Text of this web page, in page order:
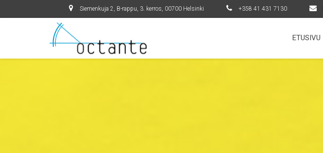
Siemenkuja 2, B-rappu, 3. kerros, 00700 Helsinki +358 41 431 7130
ETUSIVU